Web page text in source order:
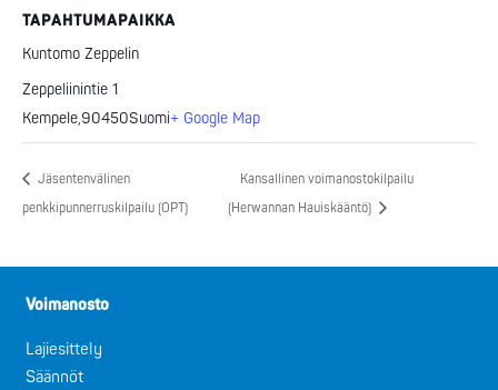
TAPAHTUMAPAIKKA
Kuntomo Zeppelin
Zeppeliinintie 1
Kempele,90450Suomi+ Google Map
Jäsentenvälinen
penkkipunnerruskilpailu (OPT)
Kansallinen voimanostokilpailu
(Herwannan Hauiskääntö)
Voimanosto
Lajiesittely
Säännöt